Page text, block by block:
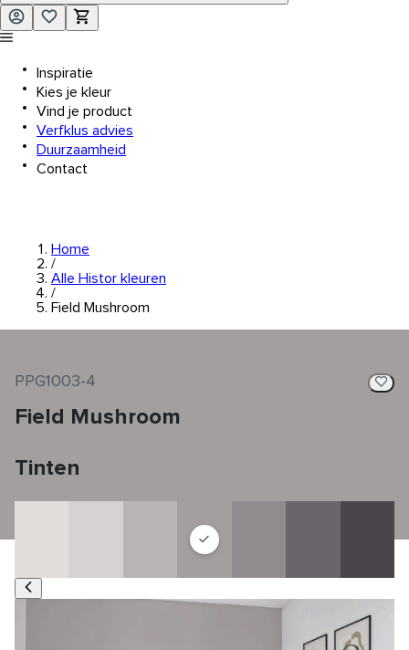
Inspiratie
Kies je kleur
Vind je product
Verfklus advies
Duurzaamheid
Contact
Home
/
Alle Histor kleuren
/
Field Mushroom
PPG1003-4
Field Mushroom
Tinten